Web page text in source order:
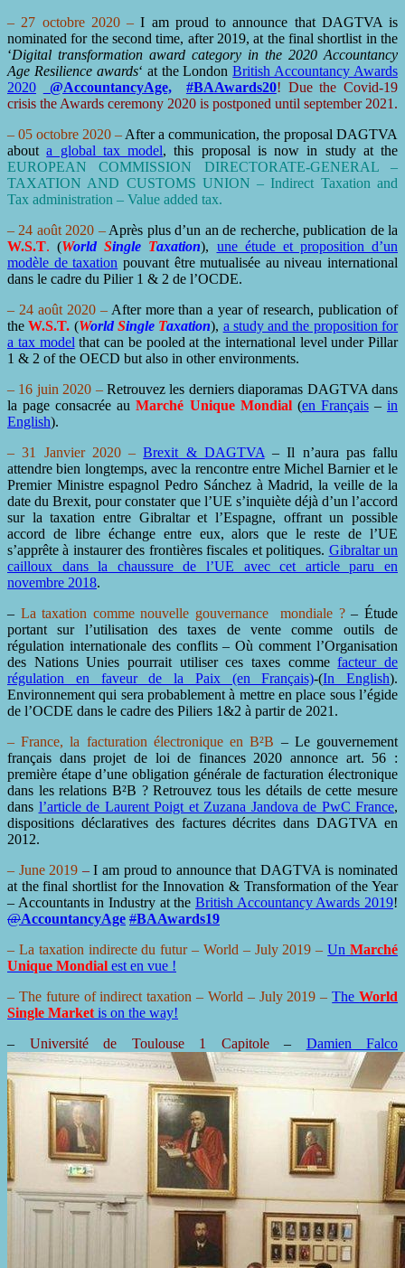
– 27 octobre 2020 – I am proud to announce that DAGTVA is
nominated for the second time, after 2019, at the final shortlist in the
‘Digital transformation award category in the 2020 Accountancy
Age Resilience awards‘ at the LondonBritish Accountancy Awards
2020
@AccountancyAge, #BAAwards20! Due the Covid-19
crisis the Awards ceremony 2020 is postponed until september 2021.
– 05 octobre 2020 – After a communication, the proposal DAGTVA
abouta global tax model, this proposal is now in study at the
EUROPEAN COMMISSION DIRECTORATE-GENERAL –
TAXATION AND CUSTOMS UNION – Indirect Taxation and
Tax administration – Value added tax.
– 24 août 2020 –Après plus d’un an de recherche, publication de la
W.S.T. (WorldSingle Taxation), une étude et proposition d’un
modèle de taxation pouvant être mutualisée au niveau international
dans le cadre du Pilier 1 & 2 de l’OCDE.
– 24 août 2020 –After more than a year of research, publication of
theW.S.T. (World Single Taxation), a study and the proposition for
a tax model that can be pooled at the international level under Pillar
1 & 2 of the OECD but also in other environments.
– 16 juin 2020 –Retrouvez les derniers diaporamas DAGTVA dans
la page consacrée auMarché Unique Mondial(en Français–in
English).
– 31 Janvier 2020 – Brexit & DAGTVA – Il n’aura pas fallu
attendre bien longtemps, avec la rencontre entre Michel Barnier et le
Premier Ministre espagnol Pedro Sánchez à Madrid, la veille de la
date du Brexit, pour constater que l’UE s’inquiète déjà d’un l’accord
sur la taxation entre Gibraltar et l’Espagne, offrant un possible
accord de libre échange entre eux, alors que le reste de l’UE
s’apprête à instaurer des frontières fiscales et politiques. Gibraltar un
cailloux dans la chaussure de l’UE avec cet article paru en
novembre 2018.
– La taxation comme nouvelle gouvernance mondiale ?– Étude
portant sur l’utilisation des taxes de vente comme outils de
régulation internationale des conflits – Où comment l’Organisation
des Nations Unies pourrait utiliser ces taxes commefacteur de
régulation en faveur de la Paix (en Français)-(In English).
Environnement qui sera probablement à mettre en place sous l’égide
de l’OCDE dans le cadre des Piliers 1&2 à partir de 2021.
– France, la facturation électronique en B²B – Le gouvernement
français dans projet de loi de finances 2020 annonce art. 56 :
première étape d’une obligation générale de facturation électronique
dans les relations B²B ? Retrouvez tous les détails de cette mesure
dans l’article de Laurent Poigt et Zuzana Jandova de PwC France,
dispositions déclaratives des factures décrites dans DAGTVA en
2012.
– June 2019 –I am proud to announce that DAGTVA is nominated
at the final shortlist for the Innovation & Transformation of the Year
– Accountants in Industry at the British Accountancy Awards 2019!
@AccountancyAge #BAAwards19
– La taxation indirecte du futur – World – July 2019 – Un Marché
Unique Mondial est en vue !
– The future of indirect taxation – World – July 2019 – TheWorld
Single Market is on the way!
– Université de Toulouse 1 Capitole – Damien Falco